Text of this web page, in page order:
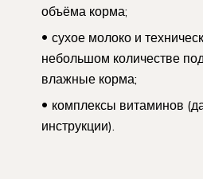
объёма корма;
сухое молоко и
небольшом количестве
влажные корма;
комплексы витаминов
инструкции).